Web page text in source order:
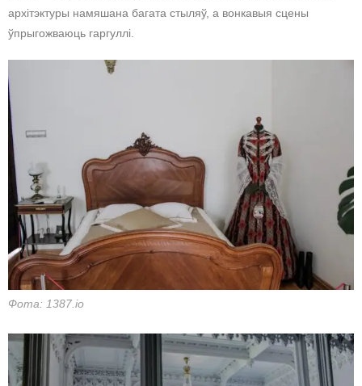
архітэктуры намяшана багата стыляў, а вонкавыя сцены
ўпрыгожваюць гаргуллі.
Фота: 1387.io